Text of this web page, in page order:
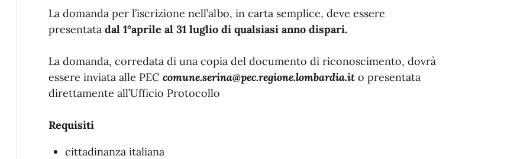
La domanda per l’iscrizione nell’albo, in carta semplice, deve essere
presentata dal 1°aprile al 31 luglio di qualsiasi anno dispari.
La domanda, corredata di una copia del documento di riconoscimento, dovrà
essere inviata alle PEC comune.serina@pec.regione.lombardia.ito presentata
direttamente all’Ufficio Protocollo
Requisiti
cittadinanza italiana